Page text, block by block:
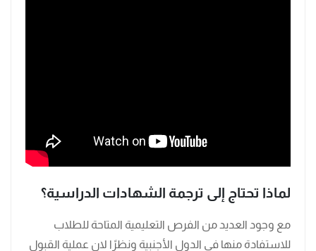
لماذا تحتاج إلى ترجمة الشهادات الدراسية؟
مع وجود العديد من الفرص التعليمية المتاحة للطلاب
للاستفادة منها في الدول الأجنبية ونظرًا لان عملية القبول